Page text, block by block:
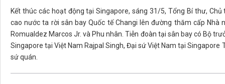
Kết thúc các hoạt động tại Singapore, sáng 31/5, Tổng Bí thư,
cao nước ta rời sân bay Quốc tế Changi lên đường thăm cấp
Romualdez Marcos Jr. và Phu nhân. Tiễn đoàn tại sân bay có Bộ
Singapore tại Việt Nam Rajpal Singh, Đại sứ Việt Nam tại
sứ quán.